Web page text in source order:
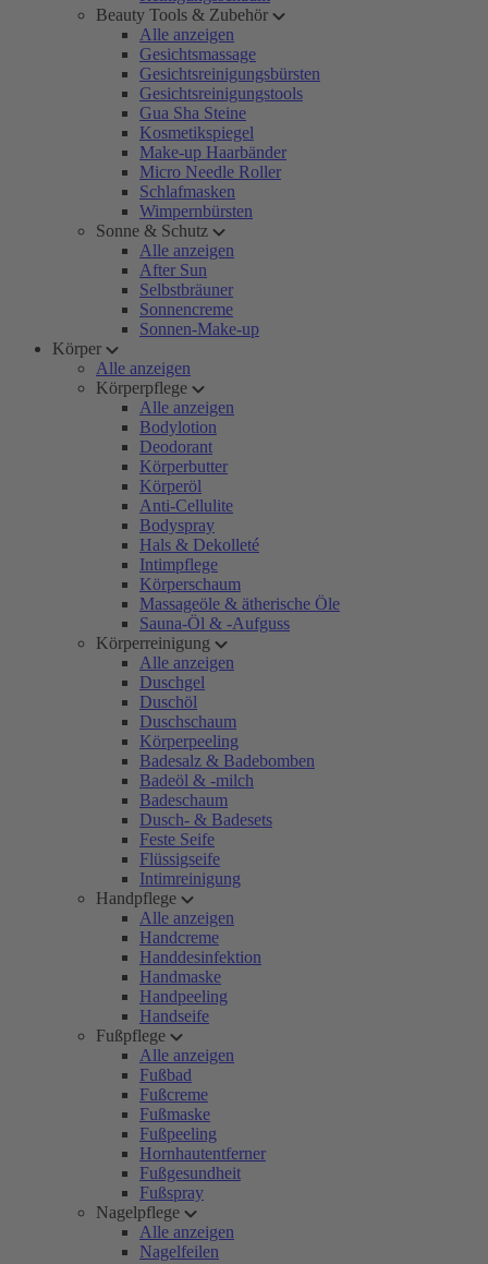
Beauty Tools & Zubehör
Alle anzeigen
Gesichtsmassage
Gesichtsreinigungsbürsten
Gesichtsreinigungstools
Gua Sha Steine
Kosmetikspiegel
Make-up Haarbänder
Micro Needle Roller
Schlafmasken
Wimpernbürsten
Sonne & Schutz
Alle anzeigen
After Sun
Selbstbräuner
Sonnencreme
Sonnen-Make-up
Körper
Alle anzeigen
Körperpflege
Alle anzeigen
Bodylotion
Deodorant
Körperbutter
Körperöl
Anti-Cellulite
Bodyspray
Hals & Dekolleté
Intimpflege
Körperschaum
Massageöle & ätherische Öle
Sauna-Öl & -Aufguss
Körperreinigung
Alle anzeigen
Duschgel
Duschöl
Duschschaum
Körperpeeling
Badesalz & Badebomben
Badeöl & -milch
Badeschaum
Dusch- & Badesets
Feste Seife
Flüssigseife
Intimreinigung
Handpflege
Alle anzeigen
Handcreme
Handdesinfektion
Handmaske
Handpeeling
Handseife
Fußpflege
Alle anzeigen
Fußbad
Fußcreme
Fußmaske
Fußpeeling
Hornhautentferner
Fußgesundheit
Fußspray
Nagelpflege
Alle anzeigen
Nagelfeilen